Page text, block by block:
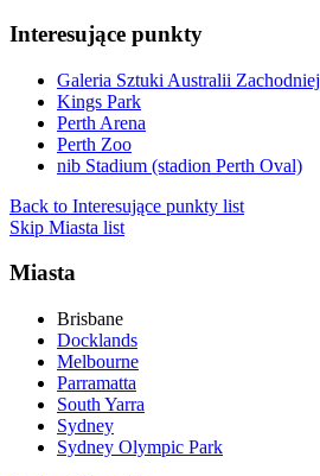
Interesujące punkty
Galeria Sztuki Australii Zachodniej
Kings Park
Perth Arena
Perth Zoo
nib Stadium (stadion Perth Oval)
Back to Interesujące punkty list
Skip Miasta list
Miasta
Brisbane
Docklands
Melbourne
Parramatta
South Yarra
Sydney
Sydney Olympic Park